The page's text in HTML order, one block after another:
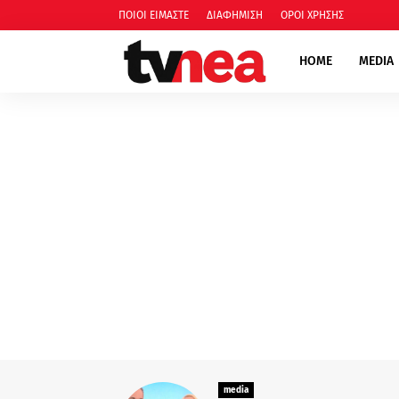
ΠΟΙΟΙ ΕΙΜΑΣΤΕ ΔΙΑΦΗΜΙΣΗ ΟΡΟΙ ΧΡΗΣΗΣ
HOME MEDIA